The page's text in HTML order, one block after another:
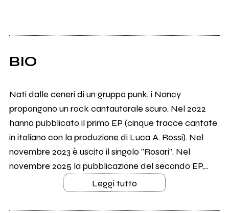
BIO
Nati dalle ceneri di un gruppo punk, i Nancy
propongono un rock cantautorale scuro. Nel 2022
hanno pubblicato il primo EP (cinque tracce cantate
in italiano con la produzione di Luca A. Rossi). Nel
novembre 2023 è uscito il singolo "Rosari". Nel
novembre 2025 la pubblicazione del secondo EP,...
Leggi tutto